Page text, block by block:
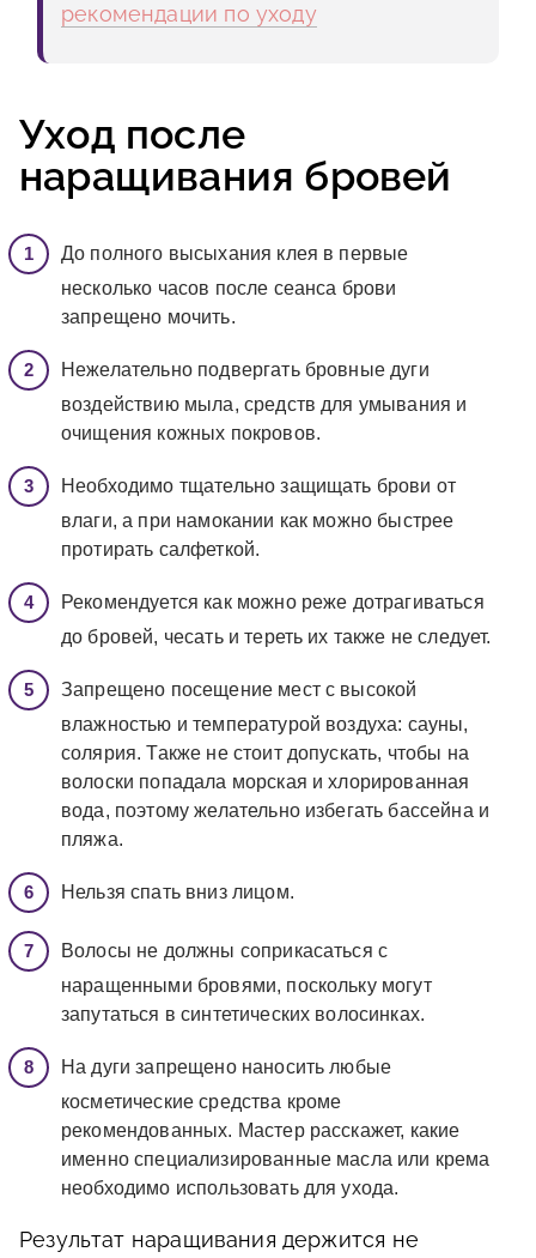
рекомендации по уходу
Уход после
наращивания бровей
До полного высыхания клея в первые
несколько часов после сеанса брови
запрещено мочить.
Нежелательно подвергать бровные дуги
воздействию мыла, средств для умывания и
очищения кожных покровов.
Необходимо тщательно защищать брови от
влаги, а при намокании как можно быстрее
протирать салфеткой.
Рекомендуется как можно реже дотрагиваться
до бровей, чесать и тереть их также не следует.
Запрещено посещение мест с высокой
влажностью и температурой воздуха: сауны,
солярия. Также не стоит допускать, чтобы на
волоски попадала морская и хлорированная
вода, поэтому желательно избегать бассейна и
пляжа.
Нельзя спать вниз лицом.
Волосы не должны соприкасаться с
наращенными бровями, поскольку могут
запутаться в синтетических волосинках.
На дуги запрещено наносить любые
косметические средства кроме
рекомендованных. Мастер расскажет, какие
именно специализированные масла или крема
необходимо использовать для ухода.
Результат наращивания держится не